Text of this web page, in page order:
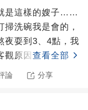
是這樣的嫂子……
洗碗我是會的，
夜耍到3、4點，我
原因。而主觀原
查看全部
論 分享